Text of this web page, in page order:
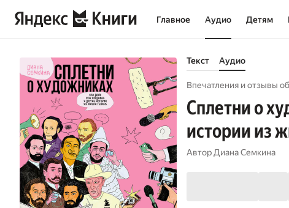
Главное Аудио Детям
Текст Аудио
Впечатления и отзывы
Сплетни о
истории из
Автор Диана Семкина